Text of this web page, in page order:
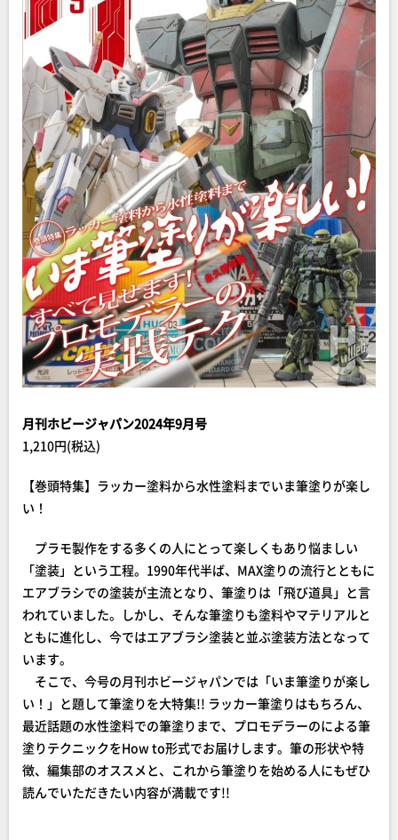
月刊ホビージャパン2024年9月号
1,210円(税込)
【巻頭特集】ラッカー塗料から水性塗料までいま筆塗りが楽し
い！
プラモ製作をする多くの人にとって楽しくもあり悩ましい
「塗装」という工程。1990年代半ば、MAX塗りの流行とともに
エアブラシでの塗装が主流となり、筆塗りは「飛び道具」と言
われていました。しかし、そんな筆塗りも塗料やマテリアルと
ともに進化し、今ではエアブラシ塗装と並ぶ塗装方法となって
います。
そこで、今号の月刊ホビージャパンでは「いま筆塗りが楽し
い！」と題して筆塗りを大特集!! ラッカー筆塗りはもちろん、
最近話題の水性塗料での筆塗りまで、プロモデラーのによる筆
塗りテクニックをHow to形式でお届けします。筆の形状や特
徴、編集部のオススメと、これから筆塗りを始める人にもぜひ
読んでいただきたい内容が満載です!!